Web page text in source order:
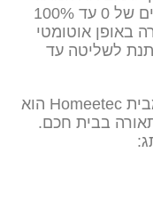
מהאפליקציה באמצעות סולם אחוזים של 0 עד 100%
באופן אוטומטי
לשליטה עד
מתג הדימר החכם בעל 3 ערוצים מבית Homeetec הוא
בבית חכם.